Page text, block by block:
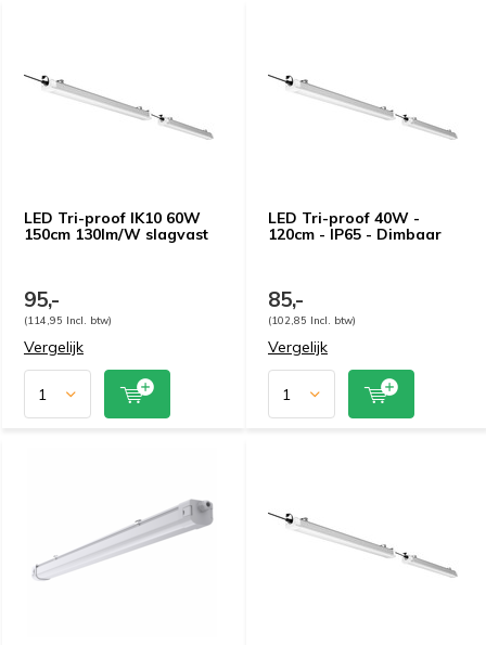
LED Tri-proof IK10 60W
150cm 130lm/W slagvast
95,-
(114,95 Incl. btw)
Vergelijk
LED Tri-proof 40W -
120cm - IP65 - Dimbaar
85,-
(102,85 Incl. btw)
Vergelijk